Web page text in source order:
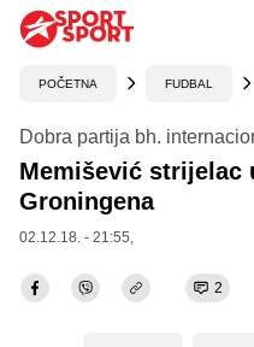
POČETNA FUDBAL
Dobra partija bh.
Memišević strijelac
Groningena
02.12.18. - 21:55,
2